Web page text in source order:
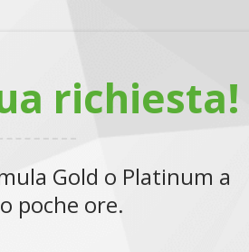
richiesta!
Gold o Platinum a
poche ore.